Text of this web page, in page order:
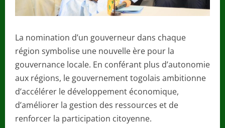
La nomination d’un gouverneur dans chaque
région symbolise une nouvelle ère pour la
gouvernance locale. En conférant plus d’autonomie
aux régions, le gouvernement togolais ambitionne
d’accélérer le développement économique,
d’améliorer la gestion des ressources et de
renforcer la participation citoyenne.